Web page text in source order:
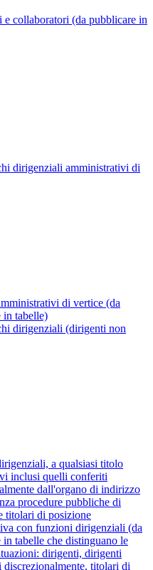
e collaboratori (da pubblicare in
dirigenziali amministrativi di
di vertice (da
in tabelle)
dirigenziali (dirigenti non
a qualsiasi titolo
inclusi quelli conferiti
dall'organo di indirizzo
procedure pubbliche di
titolari di posizione
con funzioni dirigenziali (da
in tabelle che distinguano le
dirigenti, dirigenti
titolari di